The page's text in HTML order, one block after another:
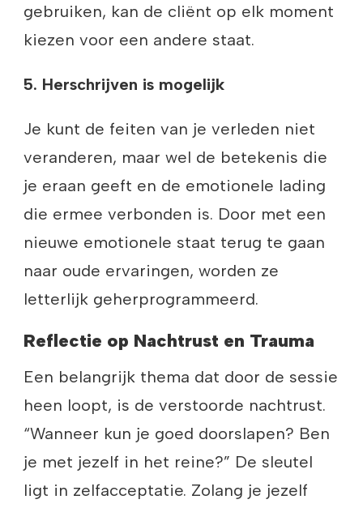
gebruiken, kan de cliënt op elk moment
kiezen voor een andere staat.
5. Herschrijven is mogelijk
Je kunt de feiten van je verleden niet
veranderen, maar wel de betekenis die
je eraan geeft en de emotionele lading
die ermee verbonden is. Door met een
nieuwe emotionele staat terug te gaan
naar oude ervaringen, worden ze
letterlijk geherprogrammeerd.
Reflectie op Nachtrust en Trauma
Een belangrijk thema dat door de sessie
heen loopt, is de verstoorde nachtrust.
“Wanneer kun je goed doorslapen? Ben
je met jezelf in het reine?” De sleutel
ligt in zelfacceptatie. Zolang je jezelf